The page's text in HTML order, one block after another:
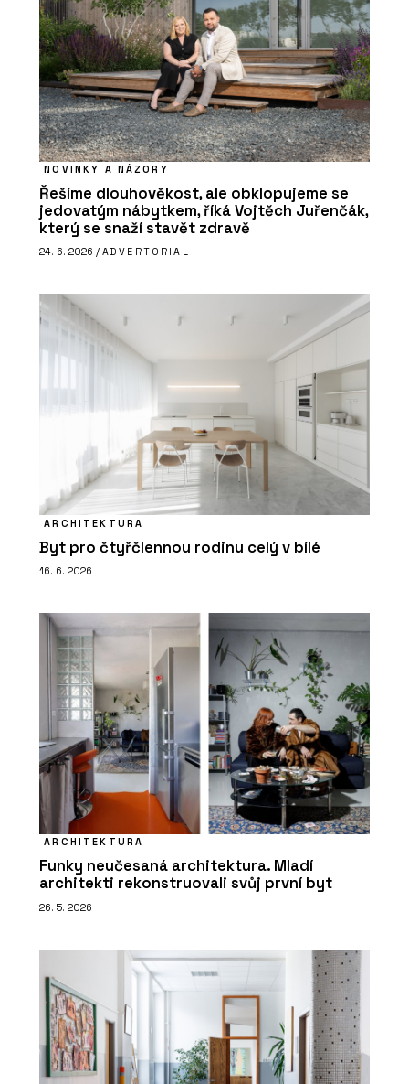
NOVINKY A NÁZORY
Řešíme dlouhověkost, ale obklopujeme se
jedovatým nábytkem, říká Vojtěch Juřenčák,
který se snaží stavět zdravě
24. 6. 2026 / ADVERTORIAL
ARCHITEKTURA
Byt pro čtyřčlennou rodinu celý v bílé
16. 6. 2026
ARCHITEKTURA
Funky neučesaná architektura. Mladí
architekti rekonstruovali svůj první byt
26. 5. 2026